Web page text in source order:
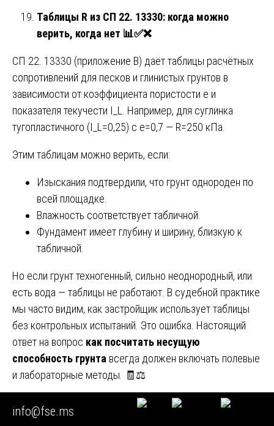
Таблицы R из СП 22. 13330: когда можно
верить, когда нет 📊✅❌
СП 22. 13330 (приложение В) даёт таблицы расчётных
сопротивлений для песков и глинистых грунтов в
зависимости от коэффициента пористости e и
показателя текучести I_L. Например, для суглинка
тугопластичного (I_L=0,25) с e=0,7 — R=250 кПа.
Этим таблицам можно верить, если:
Изыскания подтвердили, что грунт однороден по
всей площадке.
Влажность соответствует табличной.
Фундамент имеет глубину и ширину, близкую к
табличной.
Но если грунт техногенный, сильно неоднородный, или
есть вода — таблицы не работают. В судебной практике
мы часто видим, как застройщик использует таблицы
без контрольных испытаний. Это ошибка. Настоящий
ответ на вопрос как посчитать несущую
способность грунта всегда должен включать полевые
и лабораторные методы. 🧾⚖️
Расчёт осадки: почему даже при хорошем R
дом может сесть
info@fse.ms